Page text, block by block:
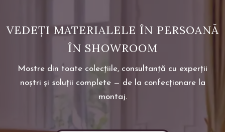
VEDEȚI MATERIALELE ÎN PERSOANĂ
ÎN SHOWROOM
Mostre din toate colecțiile, consultanță cu experții
noștri și soluții complete — de la confecționare la
montaj.